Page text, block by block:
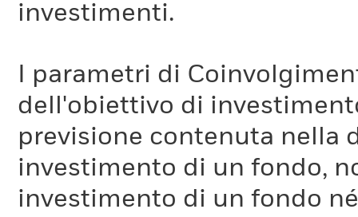
investimenti.
I parametri di
dell'obiettivo di
previsione contenuta nella
investimento di un fondo,
investimento di un fondo